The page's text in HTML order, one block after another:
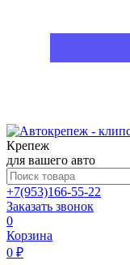
Крепеж
для вашего авто
+7(953)166-55-22
Заказать звонок
0
Корзина
0 ₽